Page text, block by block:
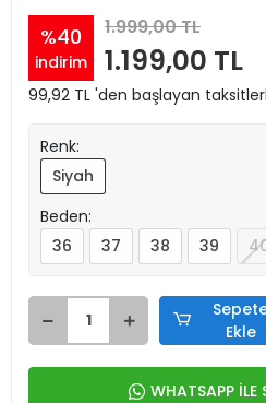
%40
indirim
1.999,00 TL
1.199,00 TL
99,92 TL 'den başlayan
Renk:
Siyah
Beden:
36
37 38 39
Ekle
WHATSAPP İLE